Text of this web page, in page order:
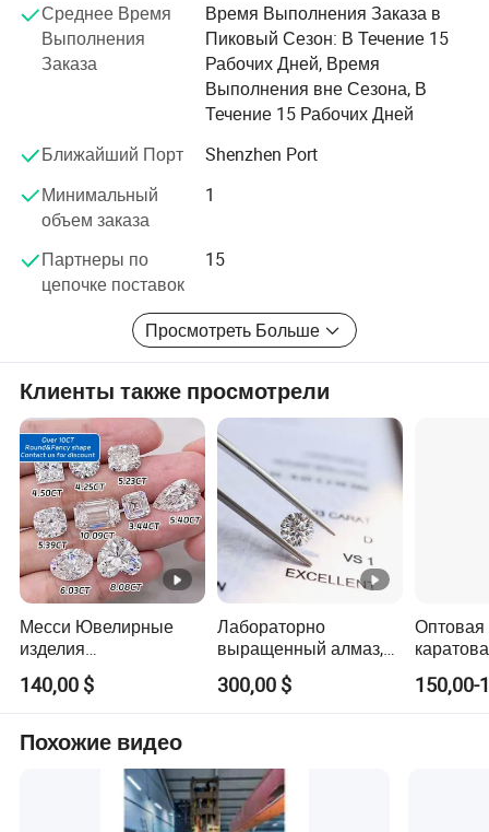
Среднее Время
Выполнения
Заказа
Время Выполнения Заказа в
Пиковый Сезон: В Течение 15
Рабочих Дней, Время
Выполнения вне Сезона, В
Течение 15 Рабочих Дней
Ближайший Порт
Shenzhen Port
Минимальный
объем заказа
1
Партнеры по
цепочке поставок
15
Просмотреть Больше
Клиенты также просмотрели
Месси Ювелирные
изделия
сертифицированные
Иги оптовая продажа
свободных
синтетических круглых
овальных
лабораторно
выращенных алмазов
140,00 $
Лабораторно
выращенный алмаз,
свободный алмаз,
HPHT / CVD алмаз
300,00 $
Оптовая
150,00-
Похожие видео